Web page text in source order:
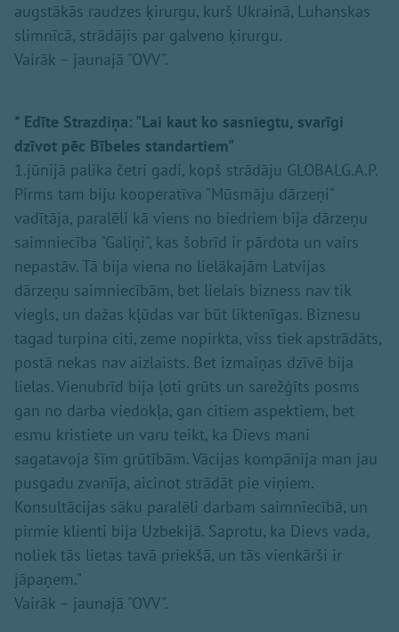
augstākās raudzes ķirurgu, kurš Ukrainā, Luhanskas
slimnīcā, strādājis par galveno ķirurgu.
Vairāk – jaunajā "OVV".
* Edīte Strazdiņa: "Lai kaut ko sasniegtu, svarīgi
dzīvot pēc Bībeles standartiem"
1.jūnijā palika četri gadi, kopš strādāju GLOBALG.A.P.
Pirms tam biju kooperatīva "Mūsmāju dārzeņi"
vadītāja, paralēli kā viens no biedriem bija dārzeņu
saimniecība "Galiņi", kas šobrīd ir pārdota un vairs
nepastāv. Tā bija viena no lielākajām Latvijas
dārzeņu saimniecībām, bet lielais bizness nav tik
viegls, un dažas kļūdas var būt liktenīgas. Biznesu
tagad turpina citi, zeme nopirkta, viss tiek apstrādāts,
postā nekas nav aizlaists. Bet izmaiņas dzīvē bija
lielas. Vienubrīd bija ļoti grūts un sarežģīts posms
gan no darba viedokļa, gan citiem aspektiem, bet
esmu kristiete un varu teikt, ka Dievs mani
sagatavoja šīm grūtībām. Vācijas kompānija man jau
pusgadu zvanīja, aicinot strādāt pie viņiem.
Konsultācijas sāku paralēli darbam saimniecībā, un
pirmie klienti bija Uzbekijā. Saprotu, ka Dievs vada,
noliek tās lietas tavā priekšā, un tās vienkārši ir
jāpaņem."
Vairāk – jaunajā "OVV".